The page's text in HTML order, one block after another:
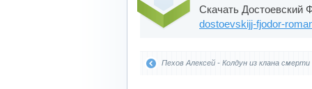
Скачать Достоевский
dostoevskijj-fjodor-
Пехов Алексей - Колдун из клана смерти